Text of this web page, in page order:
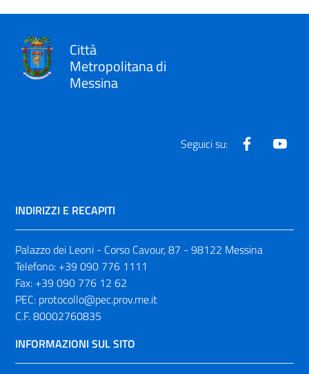
Città
Metropolitana di
Messina
Seguici su: Facebook
INDIRIZZI E RECAPITI
Palazzo dei Leoni - Corso Cavour, 87 - 98122 Messina
Telefono: +39 090 776 1111
Fax: +39 090 776 12 62
PEC: protocollo@pec.prov.me.it
C.F. 80002760835
INFORMAZIONI SUL SITO